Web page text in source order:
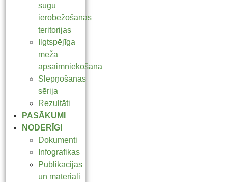
sugu
ierobežošanas
teritorijas
Ilgtspējīga
meža
apsaimniekošana
Slēpņošanas
sērija
Rezultāti
PASĀKUMI
NODERĪGI
Dokumenti
Infografikas
Publikācijas
un materiāli